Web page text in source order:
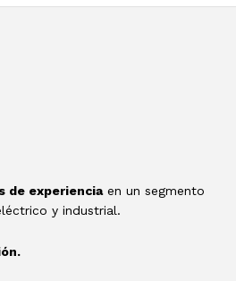
de experienciaen un segmento
y industrial.